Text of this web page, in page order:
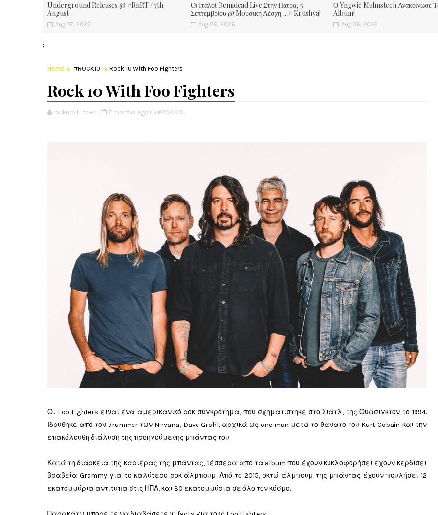
Underground Releases @ #RnRT / 7th
August
Aug 07, 2026
Οι Ιταλοί Demidead Live Στην Πάτρα, 5
Σεπτεμβρίου @ Moυσική Λέσχη….+ Krushya!
Aug 06, 2026
Ο Yngwie Malmsteen Ανακοίνωσε
Album!
Aug 06, 2026
;
Home #ROCK10 Rock 10 With Foo Fighters
Rock 10 With Foo Fighters
rocknroll_town 7 months ago #ROCK10,
Οι Foo Fighters είναι ένα αμερικανικό ροκ συγκρότημα, που σχηματίστηκε στο Σιάτλ, της Ουάσιγκτον το 1994.
Ιδρύθηκε από τον drummer των Nirvana, Dave Grohl, αρχικά ως one man μετά το θάνατο του Kurt Cobain και την
επακόλουθη διάλυση της προηγούμενης μπάντας του.
Κατά τη διάρκεια της καριέρας της μπάντας, τέσσερα από τα album που έχουν κυκλοφορήσει έχουν κερδίσει
βραβεία Grammy για το καλύτερο ροκ άλμπουμ. Από το 2015, οκτώ άλμπουμ της μπάντας έχουν πουλήσει 12
εκατομμύρια αντίτυπα στις ΗΠΑ, και 30 εκατομμύρια σε όλο τον κόσμο.